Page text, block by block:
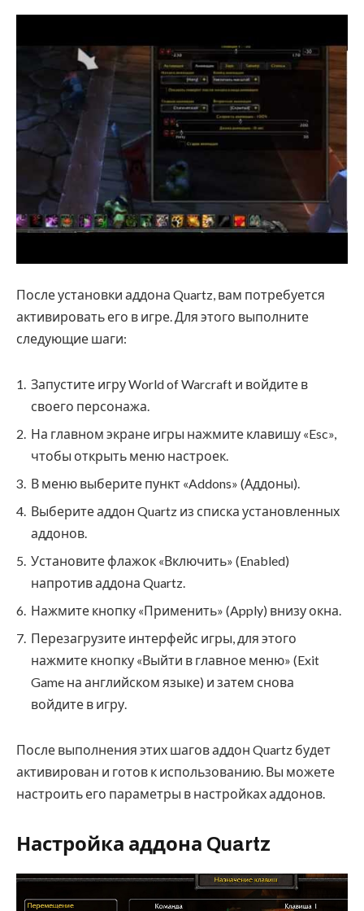
После установки аддона Quartz, вам потребуется
активировать его в игре. Для этого выполните
следующие шаги:
Запустите игру World of Warcraft и войдите в
своего персонажа.
На главном экране игры нажмите клавишу «Esc»,
чтобы открыть меню настроек.
В меню выберите пункт «Addons» (Аддоны).
Выберите аддон Quartz из списка установленных
аддонов.
Установите флажок «Включить» (Enabled)
напротив аддона Quartz.
Нажмите кнопку «Применить» (Apply) внизу окна.
Перезагрузите интерфейс игры, для этого
нажмите кнопку «Выйти в главное меню» (Exit
Game на английском языке) и затем снова
войдите в игру.
После выполнения этих шагов аддон Quartz будет
активирован и готов к использованию. Вы можете
настроить его параметры в настройках аддонов.
Настройка аддона Quartz